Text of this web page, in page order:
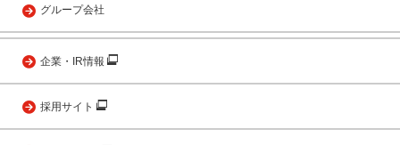
グループ会社
企業・IR情報
採用サイト